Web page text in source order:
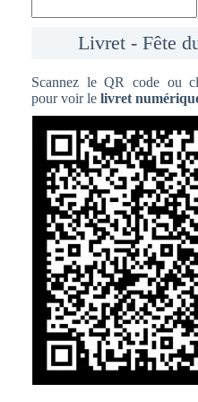
Livret - Fête
Scannez le QR code ou
pour voir lelivret